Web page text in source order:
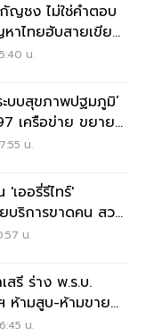
ญชง ไม่ใช่คำตอบ
าไทยฮับสายเขียว
น.
ะบบสุขภาพปฐมภูมิ’
เครือข่าย ขยาย
น.
'เออรี่รีไทร์'
บริการขาดคน สวน
น.
รี ร่าง พ.ร.บ.
ห้ามสูบ-ห้ามขาย
กสูงสุด 5 ปี
น.